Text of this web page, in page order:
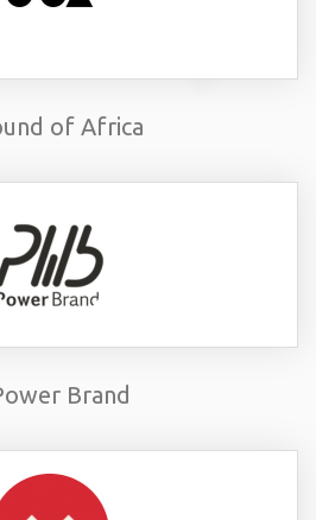
of Africa
Brand